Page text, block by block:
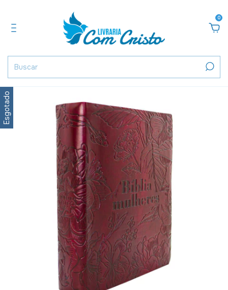
0
Esgotado